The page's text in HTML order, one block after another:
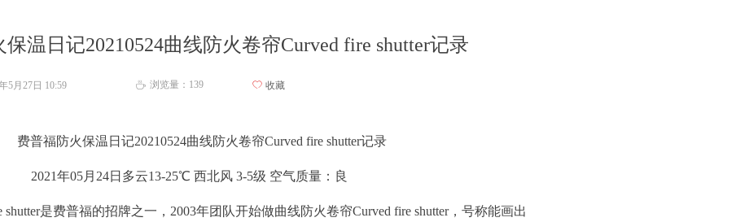
温日记20210524曲线防火卷帘Curved fire shutter记录
5月27日 10:59 ꄘ 浏览量： 139 ꄀ 收藏
费普福防火保温日记20210524曲线防火卷帘Curved fire shutter记录
2021年05月24日多云13-25℃ 西北风 3-5级 空气质量：良
shutter是费普福的招牌之一，2003年团队开始做曲线防火卷帘Curved fire shutter，号称能画出